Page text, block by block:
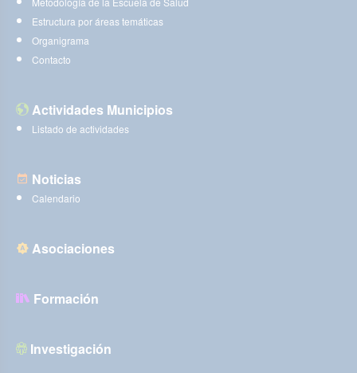
Estructura por áreas temáticas
Organigrama
Contacto
Actividades Municipios
Listado de actividades
Noticias
Calendario
Asociaciones
Formación
Investigación